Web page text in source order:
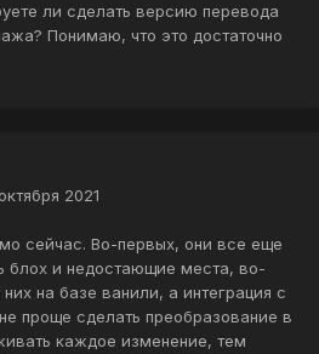
ли сделать версию перевода
Понимаю, что это достаточно
2021
сейчас. Во-первых, они все еще
блох и недостающие места, во-
на базе ванили, а интеграция с
проще сделать преобразование в
каждое изменение, тем